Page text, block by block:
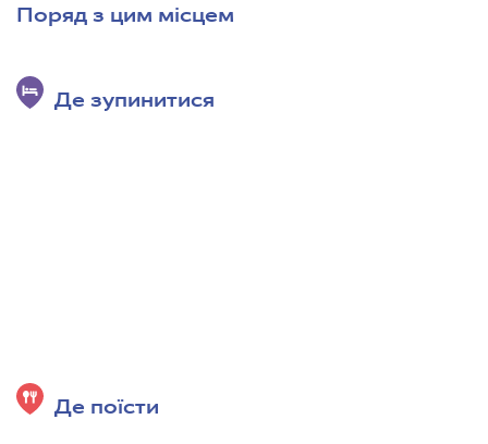
Поряд з цим місцем
Де зупинитися
Де поїсти